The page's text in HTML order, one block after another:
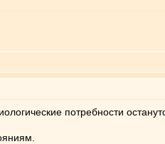
потребности